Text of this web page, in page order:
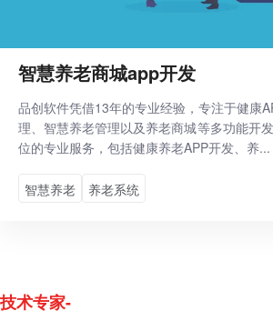
智慧养老商城app开发
品创软件凭借13年的专业经验，专注于健康
理、智慧养老管理以及养老商城等多功能开
位的专业服务，包括健康养老APP开发、养...
智慧养老 养老系统
技术专家-